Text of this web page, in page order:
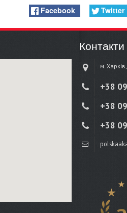
Facebook Twitter
Контакти
м.
+38
+38
+38